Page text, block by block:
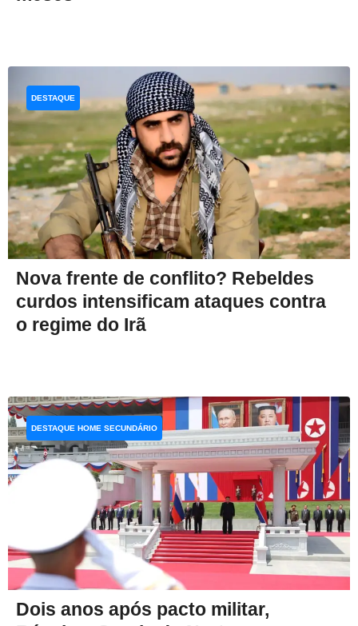
Nova frente de conflito? Rebeldes
curdos intensificam ataques contra
o regime do Irã
DESTAQUE
Dois anos após pacto militar,
DESTAQUE HOME SECUNDÁRIO